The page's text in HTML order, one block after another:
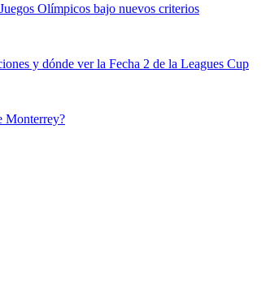
Olímpicos bajo nuevos criterios
y dónde ver la Fecha 2 de la Leagues Cup
Monterrey?